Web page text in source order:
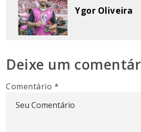
Ygor Oliveira
Deixe um
Comentário*